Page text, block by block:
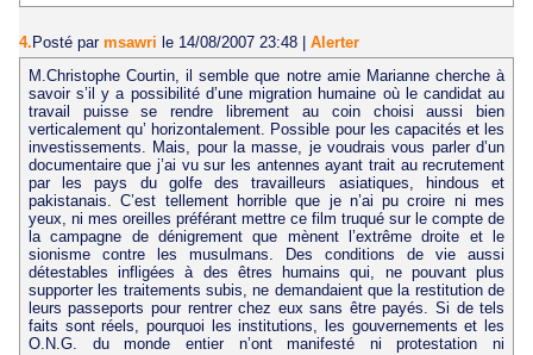
4.Posté par msawri le 14/08/2007 23:48 | Alerter
M.Christophe Courtin, il semble que notre amie Marianne cherche à
savoir s’il y a possibilité d’une migration humaine où le candidat au
travail puisse se rendre librement au coin choisi aussi bien
verticalement qu’ horizontalement. Possible pour les capacités et les
investissements. Mais, pour la masse, je voudrais vous parler d’un
documentaire que j’ai vu sur les antennes ayant trait au recrutement
par les pays du golfe des travailleurs asiatiques, hindous et
pakistanais. C’est tellement horrible que je n’ai pu croire ni mes
yeux, ni mes oreilles préférant mettre ce film truqué sur le compte de
la campagne de dénigrement que mènent l’extrême droite et le
sionisme contre les musulmans. Des conditions de vie aussi
détestables infligées à des êtres humains qui, ne pouvant plus
supporter les traitements subis, ne demandaient que la restitution de
leurs passeports pour rentrer chez eux sans être payés. Si de tels
faits sont réels, pourquoi les institutions, les gouvernements et les
O.N.G. du monde entier n’ont manifesté ni protestation ni